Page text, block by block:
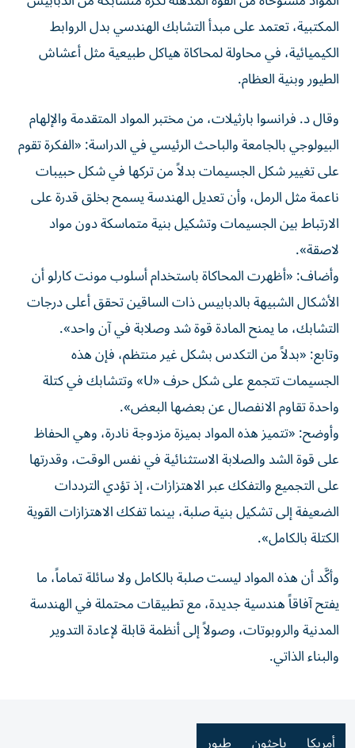
المكتبية، تعتمد على مبدأ التشابك الهندسي بدل الروابط
الكيميائية، في محاولة لمحاكاة هياكل طبيعية مثل أعشاش
الطيور وبنية العظام.
وقال د. فرانسوا بارثيلات، من مختبر المواد المتقدمة والإلهام
البيولوجي بالجامعة والباحث الرئيسي في الدراسة: «الفكرة تقوم
على تغيير شكل الجسيمات بدلاً من تركها في شكل حبيبات
ناعمة مثل الرمل، وأن تعديل الهندسة يسمح بخلق قدرة على
الارتباط بين الجسيمات وتشكيل بنية متماسكة دون مواد
لاصقة».
وأضاف: «أظهرت المحاكاة باستخدام أسلوب مونت كارلو أن
الأشكال الشبيهة بالدبابيس ذات الساقين تحقق أعلى درجات
التشابك، ما يمنح المادة قوة شد وصلابة في آن واحد».
وتابع: «بدلاً من التكدس بشكل غير منتظم، فإن هذه
الجسيمات تتجمع على شكل حرف «U» وتتشابك في كتلة
واحدة تقاوم الانفصال عن بعضها البعض».
وأوضح: «تتميز هذه المواد بميزة مزدوجة نادرة، وهي الحفاظ
على قوة الشد والصلابة الاستثنائية في نفس الوقت، وقدرتها
على التجميع والتفكك عبر الاهتزازات، إذ تؤدي الترددات
الضعيفة إلى تشكيل بنية صلبة، بينما تفكك الاهتزازات القوية
الكتلة بالكامل».
وأكَّد أن هذه المواد ليست صلبة بالكامل ولا سائلة تماماً، ما
يفتح آفاقاً هندسية جديدة، مع تطبيقات محتملة في الهندسة
المدنية والروبوتات، وصولاً إلى أنظمة قابلة لإعادة التدوير
والبناء الذاتي.